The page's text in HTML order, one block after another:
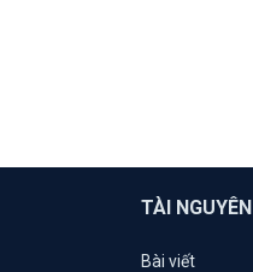
TÀI NGUYÊN
Bài viết